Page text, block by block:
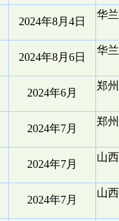
2024年8月4日
华
2024年8月6日
华
2024年6月
郑
2024年7月
郑
2024年7月
山
2024年7月
山